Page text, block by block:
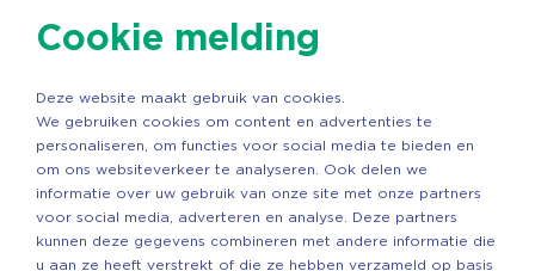
Rek.nr: NL85RABO0127579230
Copyright ©2026 Vechtgenoten
Cookie melding
Deze website maakt gebruik van cookies.
We gebruiken cookies om content en advertenties te
personaliseren, om functies voor social media te bieden en
om ons websiteverkeer te analyseren. Ook delen we
informatie over uw gebruik van onze site met onze partners
voor social media, adverteren en analyse. Deze partners
kunnen deze gegevens combineren met andere informatie die
u aan ze heeft verstrekt of die ze hebben verzameld op basis